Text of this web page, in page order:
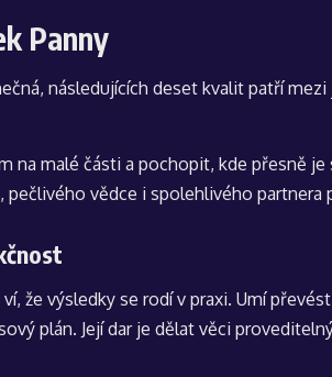
Panny
následujících deset kvalit patří mezi
na malé části a pochopit, kde přesně
pečlivého vědce i spolehlivého partnera
že výsledky se rodí v praxi. Umí
plán. Její dar je dělat věci